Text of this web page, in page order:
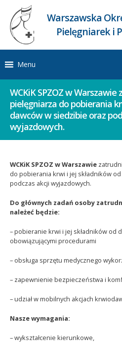
Warszawska
Pielęgniarek i
Menu
WCKiK SPZOZ w
pielęgniarza do pobierania
dawców w siedzibie oraz
wyjazdowych.
WCKiK SPZOZ w Warszawie
do pobierania krwi i jej składników
podczas akcji wyjazdowych.
Do głównych zadań osoby
należeć będzie:
– pobieranie krwi i jej składników od
obowiązującymi procedurami
– obsługa sprzętu medycznego
– zapewnienie bezpieczeństwa i
– udział w mobilnych akcjach
Nasze wymagania:
– wykształcenie kierunkowe,